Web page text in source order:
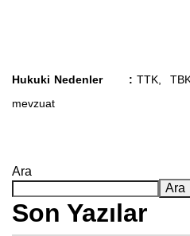
Hukuki Nedenler : TTK,
mevzuat
Ara
Ara
Son Yazılar